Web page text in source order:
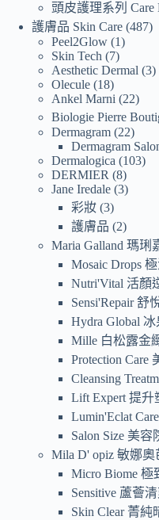
頭皮護理系列 Care
護膚品 Skin Care 487
Peel2Glow 1
Skin Tech
7
Aesthetic Dermal 3
Olecule 18
Ankel Marni
22
Biologie Pierre
Dermagram 22
Dermagram
Dermalogica
103
DERMIER
8
Jane Iredale 3
彩妝 3
護膚品
2
Maria Galland 瑪琍
Mosaic Drops
Nutri'Vital 活顏
Sensi'Repair 舒
Hydra Global
Mille 白松露金
Protection Care
Cleansing
Lift Expert 提升
Lumin'Eclat
Salon Size 美容
Mila D' opiz 敏娜奧
Micro Biome 極
Sensitive 蘆薈
Skin Clear 菁純